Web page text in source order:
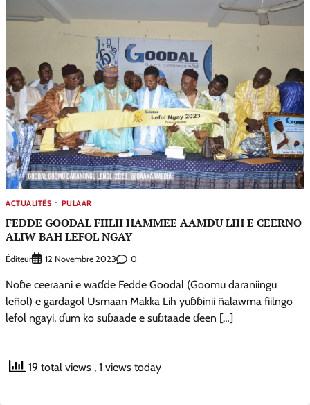
ACTUALITÉS PULAAR
FEDDE GOODAL FIILII HAMMEE AAMDU LIH E CEERNO
ALIW BAH LEFOL NGAY
Éditeur 12 Novembre 2023 0
Noɓe ceeraani e waɗde Fedde Goodal (Goomu daraniingu
leñol) e gardagol Usmaan Makka Lih yuɓɓinii ñalawma fiilngo
lefol ngayi, ɗum ko suɓaade e suɓtaade ɗeen […]
19 total views , 1 views today